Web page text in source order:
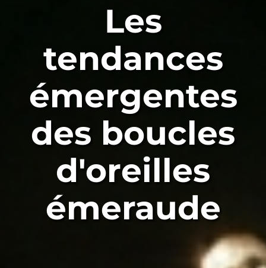
Les
tendances
émergentes
des boucles
d'oreilles
émeraude